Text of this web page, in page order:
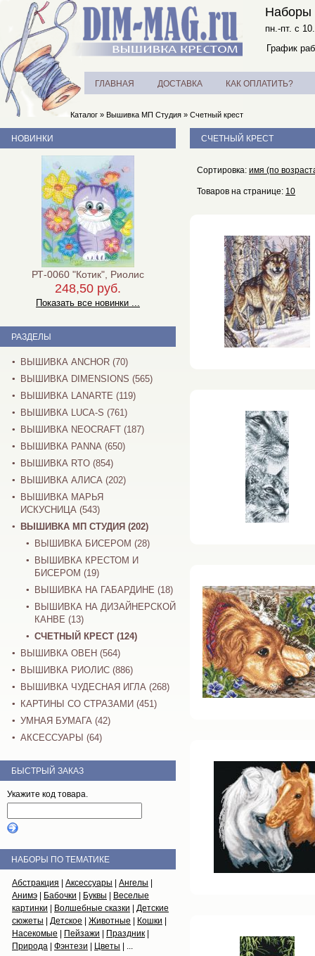
Наборы
пн.-пт. с
График
ГЛАВНАЯ ДОСТАВКА КАК ОПЛАТИТЬ?
Каталог » Вышивка МП Студия » Счетный крест
СЧЕТНЫЙ КРЕСТ
Сортировка: имя (по
Товаров на странице: 10
НОВИНКИ
РТ-0060 "Котик", Риолис
248,50 руб.
Показать все новинки ...
РАЗДЕЛЫ
ВЫШИВКА ANCHOR (70)
ВЫШИВКА DIMENSIONS (565)
ВЫШИВКА LANARTE (119)
ВЫШИВКА LUCA-S (761)
ВЫШИВКА NEOCRAFT (187)
ВЫШИВКА PANNA (650)
ВЫШИВКА RTO (854)
ВЫШИВКА АЛИСА (202)
ВЫШИВКА МАРЬЯ
ИСКУСНИЦА (543)
ВЫШИВКА МП СТУДИЯ (202)
ВЫШИВКА БИСЕРОМ (28)
ВЫШИВКА КРЕСТОМ И
БИСЕРОМ (19)
ВЫШИВКА НА ГАБАРДИНЕ (18)
ВЫШИВКА НА ДИЗАЙНЕРСКОЙ
КАНВЕ (13)
СЧЕТНЫЙ КРЕСТ (124)
ВЫШИВКА ОВЕН (564)
ВЫШИВКА РИОЛИС (886)
ВЫШИВКА ЧУДЕСНАЯ ИГЛА (268)
КАРТИНЫ СО СТРАЗАМИ (451)
УМНАЯ БУМАГА (42)
АКСЕССУАРЫ (64)
БЫСТРЫЙ ЗАКАЗ
Укажите код товара.
НАБОРЫ ПО ТЕМАТИКЕ
Абстракция Аксессуары Ангелы
Анимэ
Бабочки Буквы
Веселые
картинки
Волшебные сказки
Детские
сюжеты
Детское Животные Кошки
Насекомые
Пейзажи Праздник
Природа
Фэнтези Цветы | ...